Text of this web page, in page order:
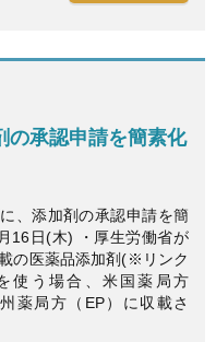
の承認申請を簡素化
、添加剤の承認申請を簡
16日(木) ・厚生労働省が
の医薬品添加剤(※リンク
使う場合、米国薬局方
州薬局方（EP）に収載さ